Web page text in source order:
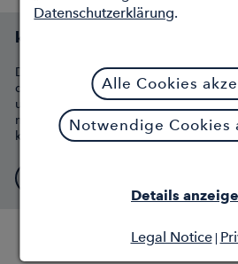
kv.digital im Gesundheitswesen
Das Gesundheitswesen ist der Meister
dass nicht jeder auf Anhieb weiß, wenn
und dem „BMG“ etwas zu besprechen
nachfolgende Grafik verdeutlicht, in
kv.digital GmbH agiert.
Datenschutzerklärung.
Alle Cookies
Notwendige Cookies
Details
Legal Notice|